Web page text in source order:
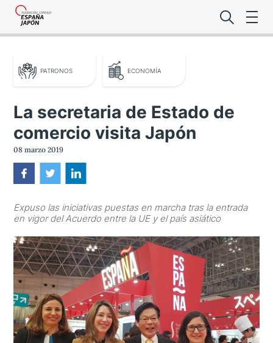
Lo último de la
Premio de
Noticias
Aviso legal
PATRONOS ECONOMÍA
La secretaria de Estado de
comercio visita Japón
08 marzo 2019
Expuso las iniciativas puestas en marcha tras la entrada
en vigor del Acuerdo entre la UE y el país asiático